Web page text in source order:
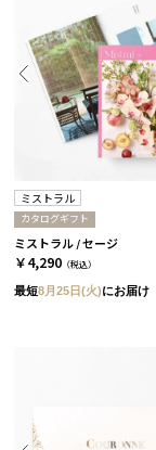
ミストラル
カタログギフト
ミストラル / セージ
￥4,290 （税込）
最短8月25日(火)にお届け